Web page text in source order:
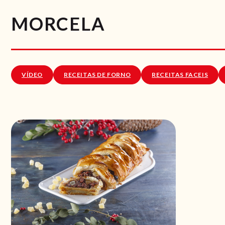
MORCELA
VÍDEO RECEITAS DE FORNO RECEITAS FACEIS